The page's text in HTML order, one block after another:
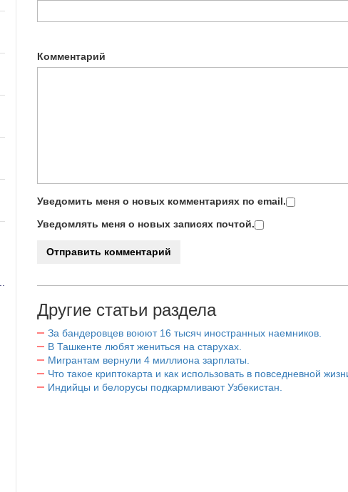
Комментарий
Уведомить меня о новых комментариях по email.
Уведомлять меня о новых записях почтой.
Другие статьи раздела
За бандеровцев воюют 16 тысяч иностранных наемников.
В Ташкенте любят жениться на старухах.
Мигрантам вернули 4 миллиона зарплаты.
Что такое криптокарта и как использовать в повседневной
Индийцы и белорусы подкармливают Узбекистан.